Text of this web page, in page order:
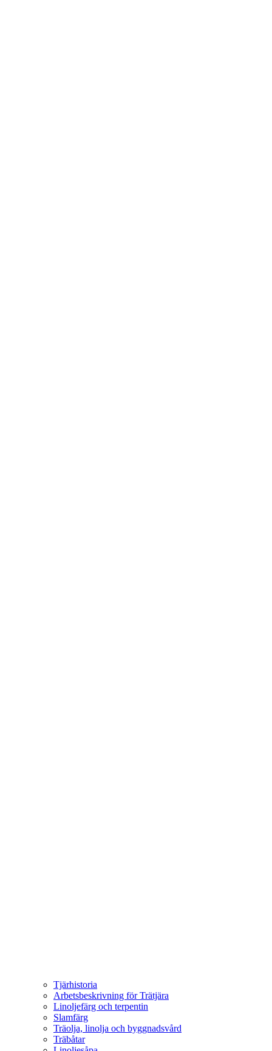
Tjärhistoria
Arbetsbeskrivning för Trätjära
Linoljefärg och terpentin
Slamfärg
Träolja, linolja och byggnadsvård
Träbåtar